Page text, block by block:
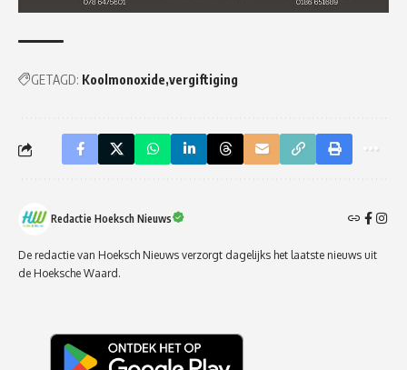
GETAGD: Koolmonoxide vergiftiging
Redactie Hoeksch Nieuws
De redactie van Hoeksch Nieuws verzorgt dagelijks het laatste nieuws uit
de Hoeksche Waard.